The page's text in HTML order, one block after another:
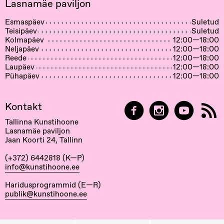
Lasnamäe paviljon
Esmaspäev
Suletud
Teisipäev
Suletud
Kolmapäev
12:00—18:00
Neljapäev
12:00—18:00
Reede
12:00—18:00
Laupäev
12:00—18:00
Pühapäev
12:00—18:00
Kontakt
Tallinna Kunstihoone
Lasnamäe paviljon
Jaan Koorti 24, Tallinn
(+372) 6442818 (K—P)
info@kunstihoone.ee
Haridusprogrammid (E—R)
publik@kunstihoone.ee